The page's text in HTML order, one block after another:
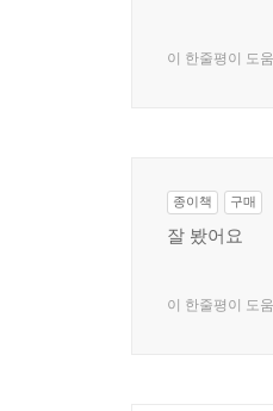
이 한줄평이 도
종이책 구매
잘 봤어요
이 한줄평이 도